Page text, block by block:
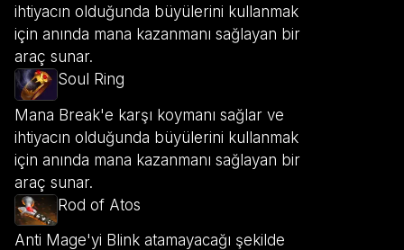
ihtiyacın olduğunda büyülerini kullanmak
için anında mana kazanmanı sağlayan bir
araç sunar.
Soul Ring
Mana Break'e karşı koymanı sağlar ve
ihtiyacın olduğunda büyülerini kullanmak
için anında mana kazanmanı sağlayan bir
araç sunar.
Rod of Atos
Anti Mage'yi Blink atamayacağı şekilde